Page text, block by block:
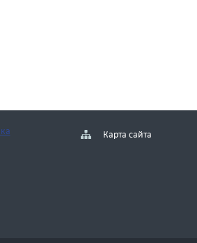
Карта сайта